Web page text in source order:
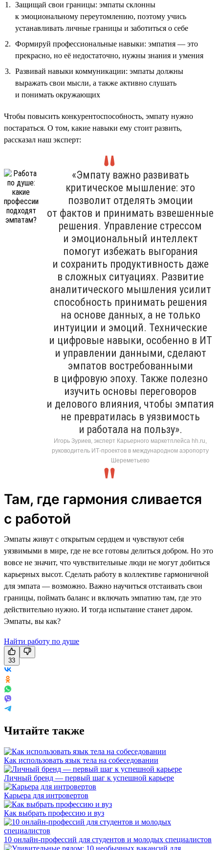
Защищай свои границы: эмпаты склонны
к эмоциональному переутомлению, поэтому учись
устанавливать личные границы и заботиться о себе
Формируй профессиональные навыки: эмпатия — это
прекрасно, но её недостаточно, нужны знания и умения
Развивай навыки коммуникации: эмпаты должны
выражать свои мысли, а также активно слушать
и понимать окружающих
Чтобы повысить конкурентоспособность, эмпату нужно
постараться. О том, какие навыки ему стоит развить,
рассказал наш эксперт:
«Эмпату важно развивать
критическое мышление: это
позволит отделять эмоции
от фактов и принимать взвешенные
решения. Управление стрессом
и эмоциональный интеллект
помогут избежать выгорания
и сохранить продуктивность даже
в сложных ситуациях. Развитие
аналитического мышления усилит
способность принимать решения
на основе данных, а не только
интуиции и эмоций. Технические
и цифровые навыки, особенно в ИТ
и управлении данными, сделают
эмпатов востребованными
в цифровую эпоху. Также полезно
изучить основы переговоров
и делового влияния, чтобы эмпатия
не превратилась в уязвимость
и работала на пользу».
Игорь Зуриев, эксперт Карьерного маркетплейса hh.ru,
руководитель ИТ-проектов в международном аэропорту
Шереметьево
Там, где гармония сливается
с работой
Эмпаты живут с открытым сердцем и чувствуют себя
уязвимыми в мире, где не все готовы делиться добром. Но это
вовсе не значит, что чувствительные люди не могут добиться
карьерных высот. Сделать работу в коллективе гармоничной
для эмпата — возможно. Важно научиться отстаивать свои
границы, поймать баланс и включать эмпатию там, где это
действительно нужно. И тогда испытание станет даром.
Эмпаты, вы как?
Найти работу по душе
33
Читайте также
Как использовать язык тела на собеседовании
Личный бренд — первый шаг к успешной карьере
Карьера для интровертов
Как выбрать профессию и вуз
10 онлайн-профессий для студентов и молодых специалистов